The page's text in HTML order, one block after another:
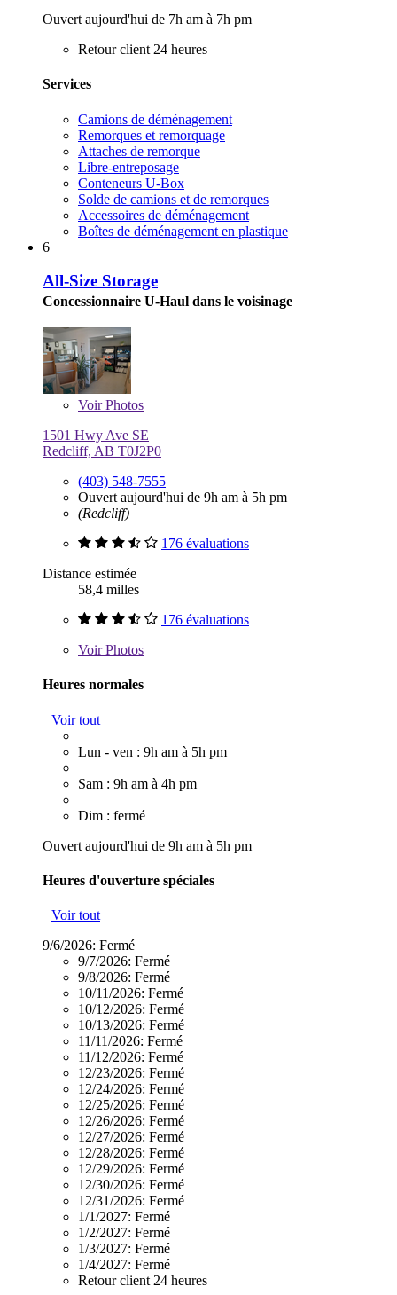
Ouvert aujourd'hui de 7h am à 7h pm
Retour client 24 heures
Services
Camions de déménagement
Remorques et remorquage
Attaches de remorque
Libre-entreposage
Conteneurs U-Box
Solde de camions et de remorques
Accessoires de déménagement
Boîtes de déménagement en plastique
6
All-Size Storage
Concessionnaire U-Haul dans le voisinage
VoirPhotos
1501 Hwy Ave SE
Redcliff, AB T0J2P0
(403) 548-7555
Ouvert aujourd'hui de 9h am à 5h pm
(Redcliff)
176 évaluations
Distance estimée
58,4 milles
176 évaluations
VoirPhotos
Heures normales
Voir tout
Lun - ven : 9h am à 5h pm
Sam : 9h am à 4h pm
Dim : fermé
Ouvert aujourd'hui de 9h am à 5h pm
Heures d'ouverture spéciales
Voir tout
9/6/2026: Fermé
9/7/2026: Fermé
9/8/2026: Fermé
10/11/2026: Fermé
10/12/2026: Fermé
10/13/2026: Fermé
11/11/2026: Fermé
11/12/2026: Fermé
12/23/2026: Fermé
12/24/2026: Fermé
12/25/2026: Fermé
12/26/2026: Fermé
12/27/2026: Fermé
12/28/2026: Fermé
12/29/2026: Fermé
12/30/2026: Fermé
12/31/2026: Fermé
1/1/2027: Fermé
1/2/2027: Fermé
1/3/2027: Fermé
1/4/2027: Fermé
Retour client 24 heures